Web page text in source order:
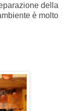
della
è molto